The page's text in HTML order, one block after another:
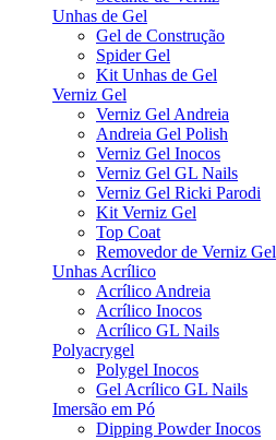
Unhas de Gel
Gel de Construção
Spider Gel
Kit Unhas de Gel
Verniz Gel
Verniz Gel Andreia
Andreia Gel Polish
Verniz Gel Inocos
Verniz Gel GL Nails
Verniz Gel Ricki Parodi
Kit Verniz Gel
Top Coat
Removedor de Verniz Gel
Unhas Acrílico
Acrílico Andreia
Acrílico Inocos
Acrílico GL Nails
Polyacrygel
Polygel Inocos
Gel Acrílico GL Nails
Imersão em Pó
Dipping Powder Inocos